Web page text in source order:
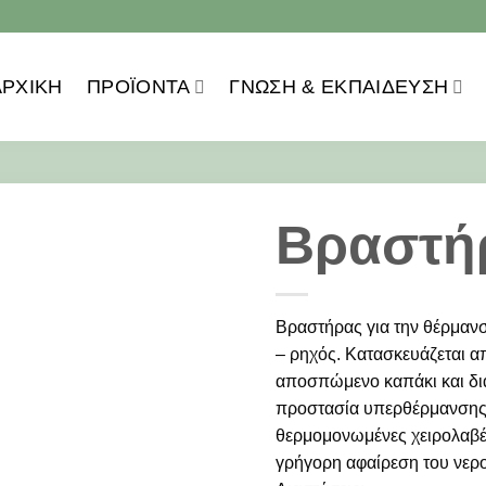
ΠΡΟΪOΝΤΑ ΓΝΏΣΗ & ΕΚΠΑΊΔΕΥΣΗ
Βραστήρας για την
– ρηχός. Κατασκευάζεται
αποσπώμενο καπάκι και
προστασία
θερμομονωμένες
γρήγορη αφαίρεση του